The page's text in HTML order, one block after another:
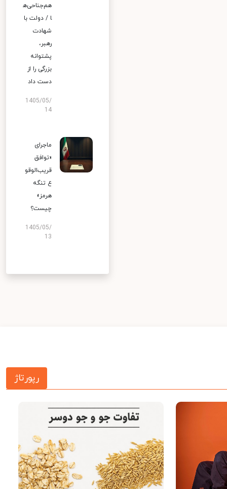
هم‌جناحی‌ه
ا / دولت با
شهادت
رهبر،
پشتوانه
بزرگی را از
دست داد
1405/05/
14
ماجرای
«توافق
قریب‌الوقو
ع تنگه
هرمز»
چیست؟
1405/05/
13
رپورتاژ